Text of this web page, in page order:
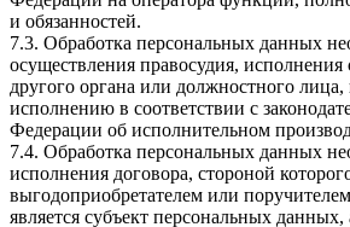
и обязанностей.
7.3. Обработка персональных данных
осуществления правосудия, исполнения
другого органа или должностного
исполнению в соответствии с
Федерации об исполнительном
7.4. Обработка персональных данных
исполнения договора, стороной
выгодоприобретателем или
является субъект персональных данных,